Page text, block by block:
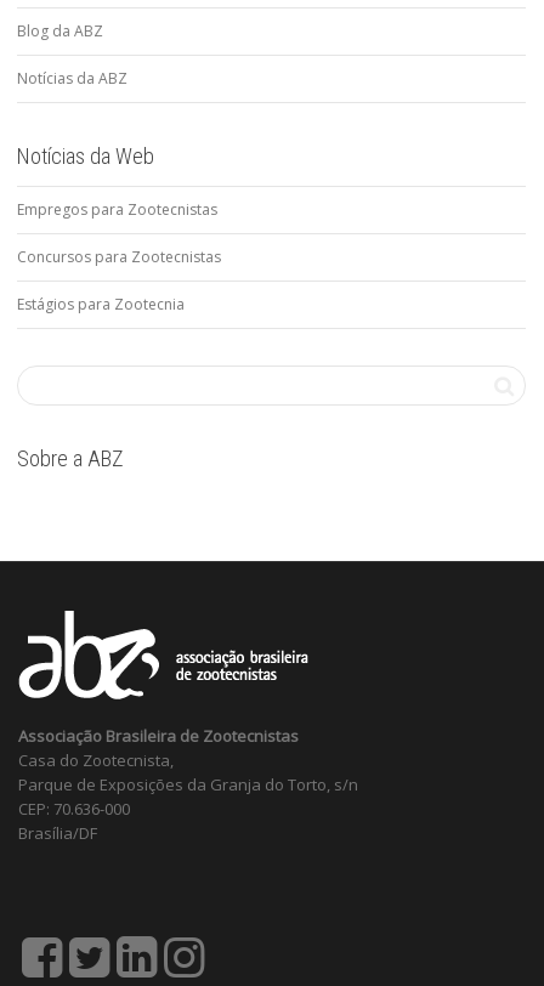
Blog da ABZ
Notícias da ABZ
Notícias da Web
Empregos para Zootecnistas
Concursos para Zootecnistas
Estágios para Zootecnia
Sobre a ABZ
Associação Brasileira de Zootecnistas
Casa do Zootecnista,
Parque de Exposições da Granja do Torto, s/n
CEP: 70.636-000
Brasília/DF